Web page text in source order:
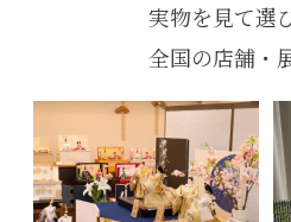
実物を見て選
全国の店舗・